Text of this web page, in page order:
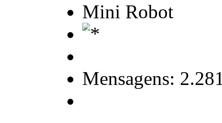
Mini Robot
Mensagens: